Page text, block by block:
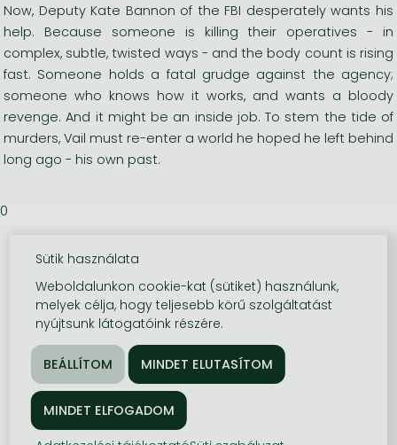
Now, Deputy Kate Bannon of the FBI desperately wants his
help. Because someone is killing their operatives - in
complex, subtle, twisted ways - and the body count is rising
fast. Someone holds a fatal grudge against the agency;
someone who knows how it works, and wants a bloody
revenge. And it might be an inside job. To stem the tide of
murders, Vail must re-enter a world he hoped he left behind
long ago - his own past.
0
Sütik használata
Weboldalunkon cookie-kat (sütiket) használunk,
melyek célja, hogy teljesebb körű szolgáltatást
nyújtsunk látogatóink részére.